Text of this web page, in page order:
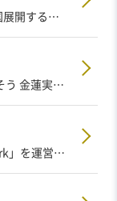
出張買取・店舗買取のリユース事業を全国展開するBuySell Technologiesが「かいしゃカジュアル面談」に参画
【毎日新聞 掲載】会社の未来を家族で話そう 金蓮実・株式会社M＆Aサクシード代表取締役社長
国内最大級のビジネスチャット「Chatwork」を運営する株式会社kubellが「かいしゃカジュアル面談」に参画